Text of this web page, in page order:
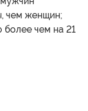
чем женщин;
более чем на 21